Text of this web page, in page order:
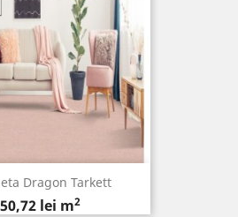
Dragon Tarkett
Pret
50,72 lei m2